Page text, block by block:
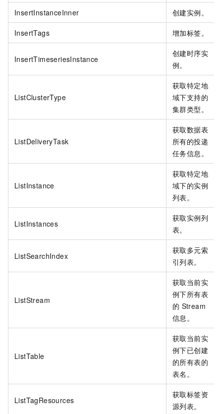
InsertInstanceInner 创建实例。
InsertTags 增加标签。
InsertTimeseriesInstance
创建时序实
例。
ListClusterType
获取特定地
域下支持的
集群类型。
ListDeliveryTask
获取数据表
所有的投递
任务信息。
ListInstance
获取特定地
域下的实例
列表。
ListInstances
获取实例列
表。
ListSearchIndex
获取多元索
引列表。
ListStream
获取当前实
例下所有表
的 Stream
信息。
ListTable
获取当前实
例下已创建
的所有表的
表名。
ListTagResources
获取标签资
源列表。